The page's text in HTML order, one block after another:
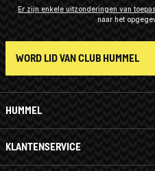
HUMMEL
KLANTENSERVICE
Er zijn enkele uitzonderingen van
naar het
WORD LID VAN CLUB HUMMEL